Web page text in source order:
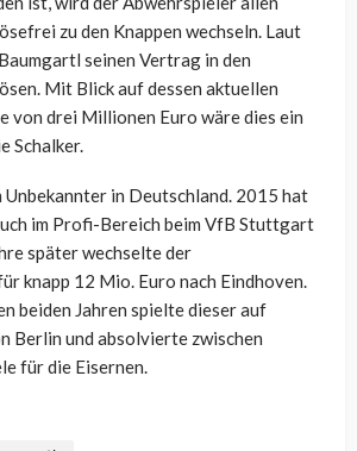
zu den Knappen wechseln. Laut
seinen Vertrag in den
Mit Blick auf dessen aktuellen
von drei Millionen Euro wäre dies ein
Schalker.
in Deutschland. 2015 hat
im Profi-Bereich beim VfB Stuttgart
später wechselte der
knapp 12 Mio. Euro nach Eindhoven.
beiden Jahren spielte dieser auf
Berlin und absolvierte zwischen
für die Eisernen.